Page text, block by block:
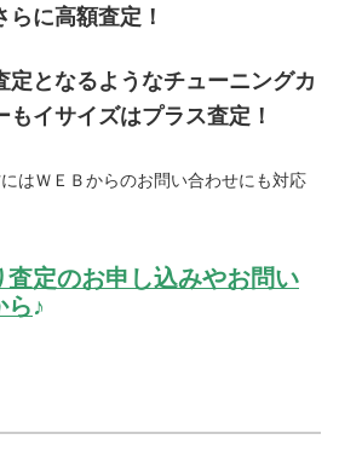
に高額査定！
定となるようなチューニングカ
もイサイズはプラス査定！
はＷＥＢからのお問い合わせにも対応
定のお申し込みやお問い
ら♪